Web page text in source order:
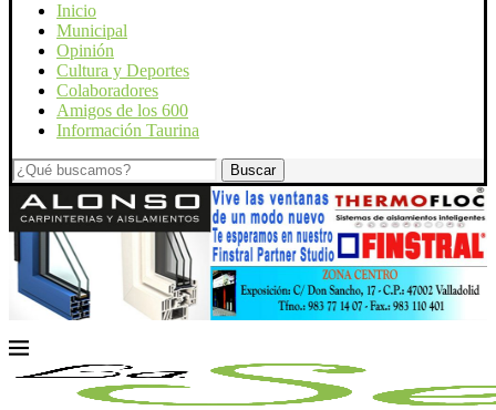
Inicio
Municipal
Opinión
Cultura y Deportes
Colaboradores
Amigos de los 600
Información Taurina